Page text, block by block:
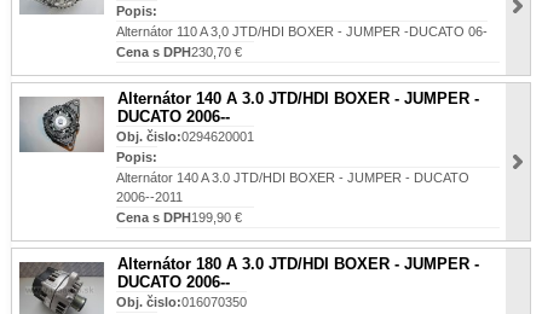
Popis:
Alternátor 110 A 3,0 JTD/HDI BOXER - JUMPER -DUCATO 06-
Cena s DPH230,70 €
Alternátor 140 A 3.0 JTD/HDI BOXER - JUMPER -
DUCATO 2006--
Obj. čislo:0294620001
Popis:
Alternátor 140 A 3.0 JTD/HDI BOXER - JUMPER - DUCATO
2006--2011
Cena s DPH199,90 €
Alternátor 180 A 3.0 JTD/HDI BOXER - JUMPER -
DUCATO 2006--
Obj. čislo:016070350